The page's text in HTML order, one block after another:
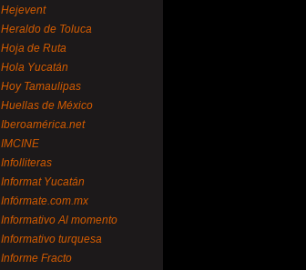
Hejevent
Heraldo de Toluca
Hoja de Ruta
Hola Yucatán
Hoy Tamaulipas
Huellas de México
Iberoamérica.net
IMCINE
Infolliteras
Informat Yucatán
Infórmate.com.mx
Informativo Al momento
Informativo turquesa
Informe Fracto